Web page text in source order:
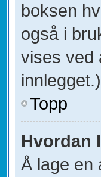
boksen
også i
vises ved
innlegget.)
Topp
Hvordan
Å lage en